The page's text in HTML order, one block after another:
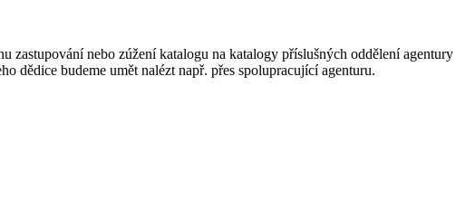
zastupování nebo zúžení katalogu na katalogy příslušných oddělení agentury
dědice budeme umět nalézt např. přes spolupracující agenturu.